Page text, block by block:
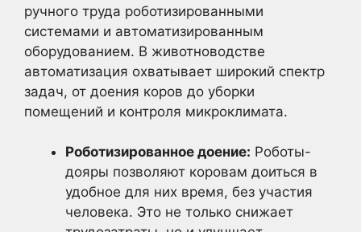
ручного труда роботизированными
системами и автоматизированным
оборудованием. В животноводстве
автоматизация охватывает широкий спектр
задач, от доения коров до уборки
помещений и контроля микроклимата.
Роботизированное доение: Роботы-
дояры позволяют коровам доиться в
удобное для них время, без участия
человека. Это не только снижает